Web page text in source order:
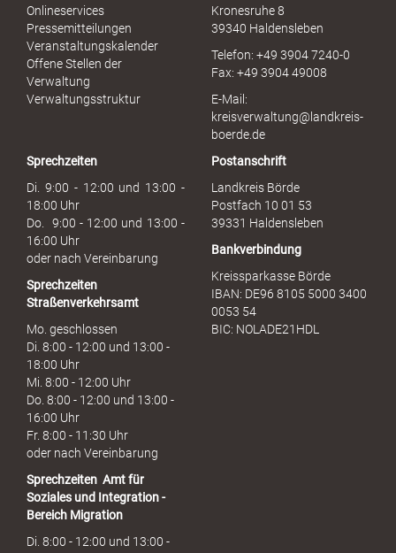
u
h
Onlineservices
Pressemitteilungen
Veranstaltungskalender
Offene Stellen der
Verwaltung
Verwaltungsstruktur
Kronesruhe 8
39340 Haldensleben
Telefon: +49 3904 7240-0
Fax: +49 3904 49008
E-Mail:
kreisverwaltung@landkreis-
boerde.de
Sprechzeiten
Di. 9:00 - 12:00 und 13:00 -
18:00 Uhr
Do. 9:00 - 12:00 und 13:00 -
16:00 Uhr
oder nach Vereinbarung
Sprechzeiten
Straßenverkehrsamt
Mo. geschlossen
Di. 8:00 - 12:00 und 13:00 -
18:00 Uhr
Mi. 8:00 - 12:00 Uhr
Do. 8:00 - 12:00 und 13:00 -
16:00 Uhr
Fr. 8:00 - 11:30 Uhr
oder nach Vereinbarung
Sprechzeiten Amt für
Soziales und Integration -
Bereich Migration
Di. 8:00 - 12:00 und 13:00 -
Postanschrift
Landkreis Börde
Postfach 10 01 53
39331 Haldensleben
Bankverbindung
Kreissparkasse Börde
IBAN: DE96 8105 5000 3400
0053 54
BIC: NOLADE21HDL